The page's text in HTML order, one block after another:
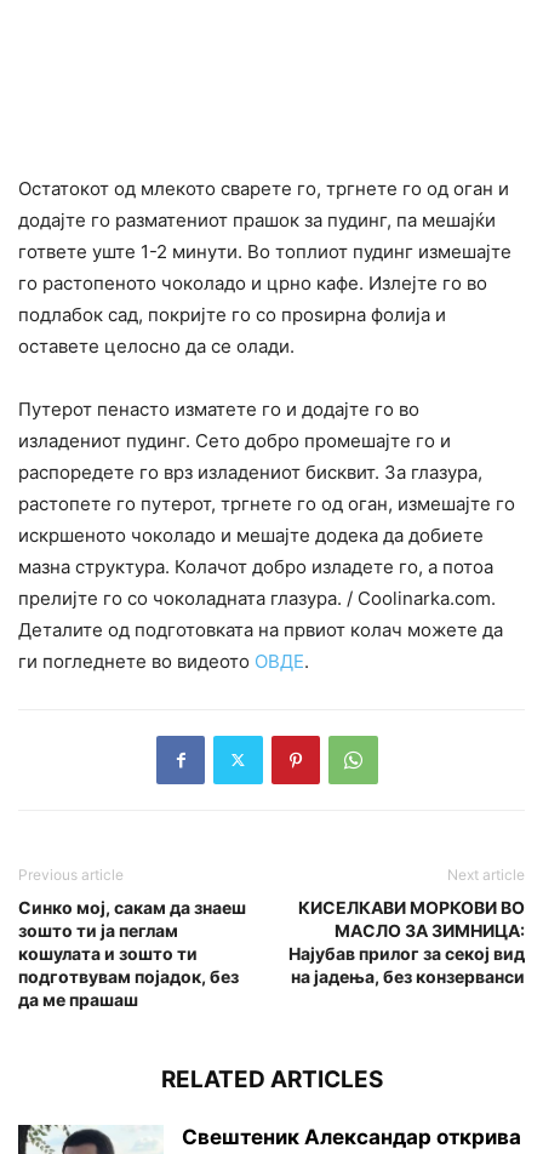
Остатокот од млекото сварете го, тргнете го од оган и
додајте го разматениот прашок за пудинг, па мешајќи
гответе уште 1-2 минути. Во топлиот пудинг измешајте
го растопеното чоколадо и црно кафе. Излејте го во
подлабок сад, покријте го со проѕирна фолија и
оставете целосно да се олади.
Путерот пенасто изматете го и додајте го во
изладениот пудинг. Сето добро промешајте го и
распоредете го врз изладениот бисквит. За глазура,
растопете го путерот, тргнете го од оган, измешајте го
искршеното чоколадо и мешајте додека да добиете
мазна структура. Колачот добро изладете го, а потоа
прелијте го со чоколадната глазура. / Coolinarka.com.
Деталите од подготовката на првиот колач можете да
ги погледнете во видеото ОВДЕ.
Previous article
Синко мој, сакам да знаеш
зошто ти ја пеглам
кошулата и зошто ти
подготвувам појадок, без
да ме прашаш
Next article
КИСЕЛКАВИ МОРКОВИ ВО
МАСЛО ЗА ЗИМНИЦА:
Нajубав прилог за секој вид
на јадења, без конзерванси
RELATED ARTICLES
Свештеник Александар открива